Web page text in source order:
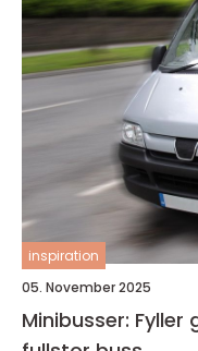
inspiration
05. November 2025
Minibusser: